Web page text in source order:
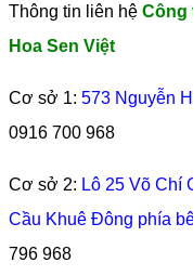
Thông tin liên hệ Công
Hoa Sen Việt
Cơ sở 1: 573 Nguyễn
0916 700 968
Cơ sở 2: Lô 25 Võ Chí
Cầu Khuê Đông phía
796 968